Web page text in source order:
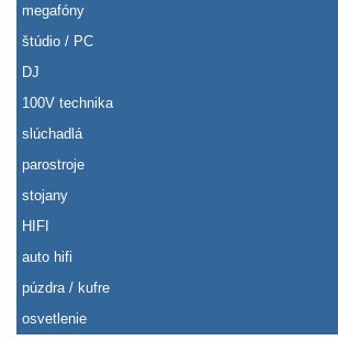
megafóny
štúdio / PC
DJ
100V technika
slúchadlá
parostroje
stojany
HIFI
auto hifi
púzdra / kufre
osvetlenie